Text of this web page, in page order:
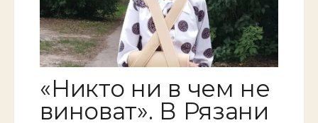
«Никто ни в чем не
виноват». В Рязани